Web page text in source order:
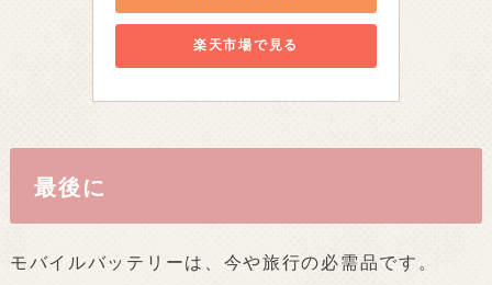
楽天市場で見る
最後に
モバイルバッテリーは、今や旅行の必需品です。